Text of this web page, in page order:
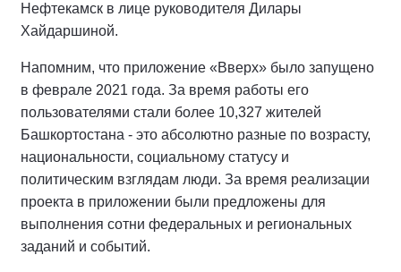
Нефтекамск в лице руководителя Дилары
Хайдаршиной.
Напомним, что приложение «Вверх» было запущено
в феврале 2021 года. За время работы его
пользователями стали более 10,327 жителей
Башкортостана - это абсолютно разные по возрасту,
национальности, социальному статусу и
политическим взглядам люди. За время реализации
проекта в приложении были предложены для
выполнения сотни федеральных и региональных
заданий и событий.